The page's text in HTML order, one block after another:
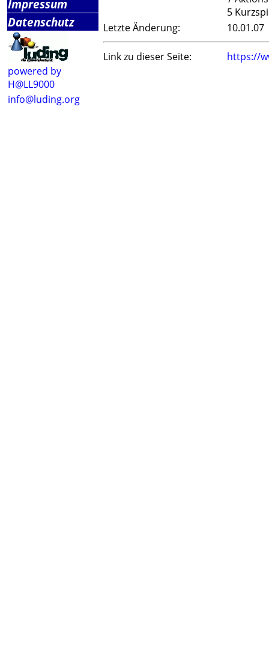
Impressum
Datenschutz
powered by
H@LL9000
info@luding.org
5
Letzte Änderung:
10.01.07
Link zu dieser Seite: https://